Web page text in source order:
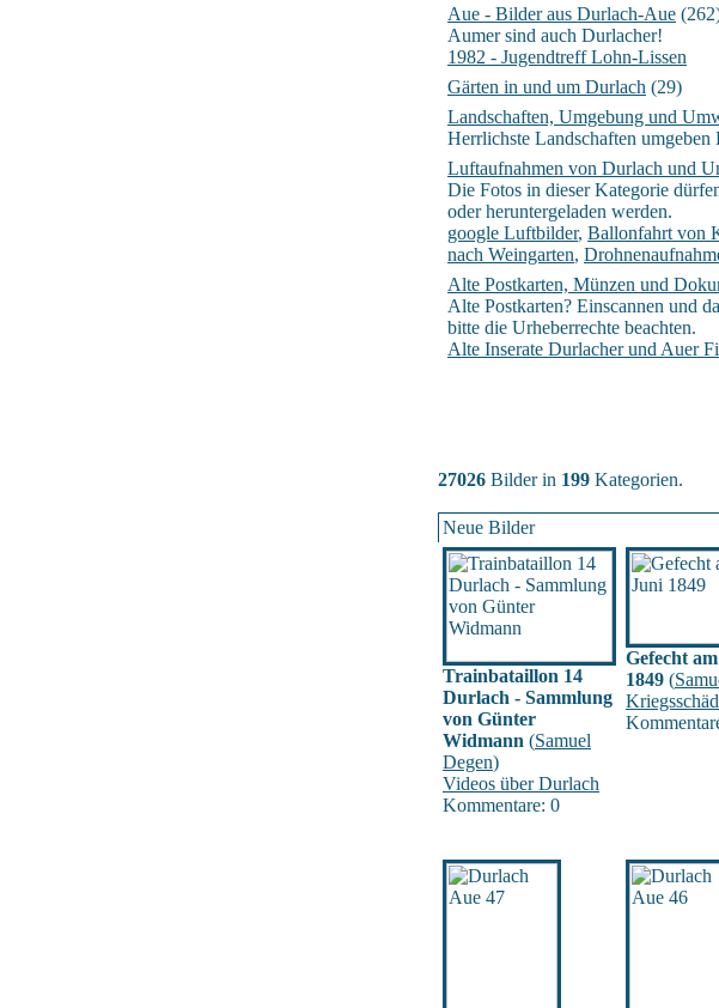
Aue - Bilder aus Durlach-Aue
Aumer sind auch Durlacher!
1982 - Jugendtreff Lohn-Lissen
Gärten in und um Durlach (29)
Landschaften, Umgebung und
Herrlichste Landschaften umgeben
Luftaufnahmen von Durlach und
Die Fotos in dieser Kategorie
oder heruntergeladen werden.
google Luftbilder, Ballonfahrt von
nach Weingarten,
Alte Postkarten, Münzen und
Alte Postkarten? Einscannen und
bitte die Urheberrechte beachten.
Alte Inserate Durlacher und Auer
27026 Bilder in 199 Kategorien.
Neue Bilder
Trainbataillon 14
Durlach - Sammlung
von Günter
Widmann (Samuel
Degen)
Videos über Durlach
Kommentare: 0
Gefecht
1849 (